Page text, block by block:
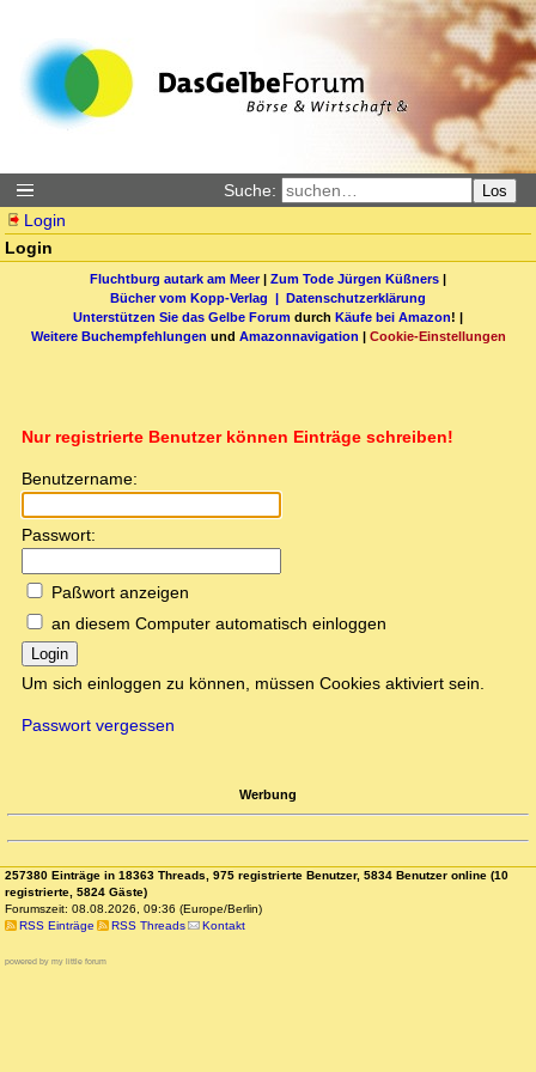
Suche: Los
Login
Login
Fluchtburg autark am Meer| Zum Tode Jürgen Küßners |
Bücher vom Kopp-Verlag | Datenschutzerklärung
Unterstützen Sie das Gelbe Forum durch Käufe bei Amazon! |
Weitere Buchempfehlungen und Amazonnavigation | Cookie-Einstellungen
Nur registrierte Benutzer können Einträge schreiben!
Benutzername:
Passwort:
Paßwort anzeigen
an diesem Computer automatisch einloggen
Login
Um sich einloggen zu können, müssen Cookies aktiviert sein.
Passwort vergessen
Werbung
257380 Einträge in 18363 Threads, 975 registrierte Benutzer, 5834 Benutzer online (10
registrierte, 5824 Gäste)
Forumszeit: 08.08.2026, 09:36 (Europe/Berlin)
RSS Einträge
RSS Threads Kontakt
powered by my little forum